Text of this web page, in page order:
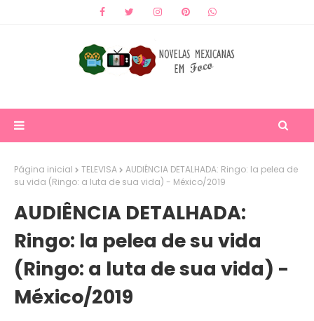
Página inicial TELEVISA
AUDIÊNCIA DETALHADA: Ringo: la pelea de
su vida (Ringo: a luta de sua vida) - México/2019
AUDIÊNCIA DETALHADA:
Ringo: la pelea de su vida
(Ringo: a luta de sua vida) -
México/2019